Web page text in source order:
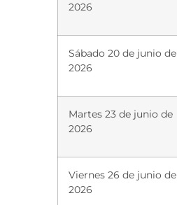
2026
Sábado 20 de junio de
2026
Martes 23 de junio de
2026
Viernes 26 de junio de
2026